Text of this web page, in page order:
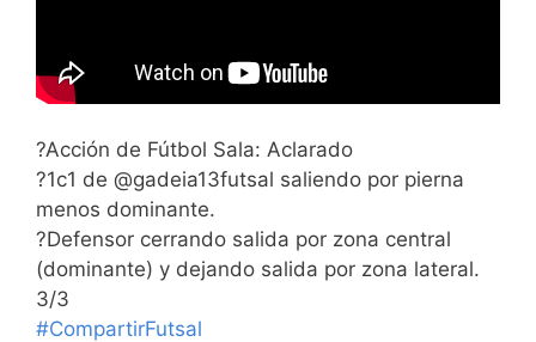
?Acción de Fútbol Sala: Aclarado
?1c1 de @gadeia13futsal saliendo por pierna
menos dominante.
?Defensor cerrando salida por zona central
(dominante) y dejando salida por zona lateral.
3/3
#CompartirFutsal